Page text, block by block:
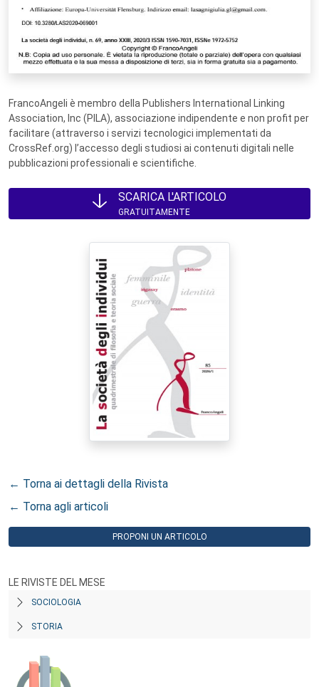
FrancoAngeli è membro della Publishers International Linking
Association, Inc (PILA), associazione indipendente e non profit per
facilitare (attraverso i servizi tecnologici implementati da
CrossRef.org) l’accesso degli studiosi ai contenuti digitali nelle
pubblicazioni professionali e scientifiche.
SCARICA L'ARTICOLO
GRATUITAMENTE
← Torna ai dettagli della Rivista
← Torna agli articoli
PROPONI UN ARTICOLO
LE RIVISTE DEL MESE
SOCIOLOGIA
STORIA